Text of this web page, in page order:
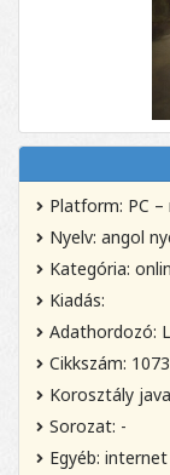
Platform: PC –
Nyelv: angol
Kategória:
Kiadás:
Adathordozó:
Cikkszám:
Korosztály
Sorozat: -
Egyéb: